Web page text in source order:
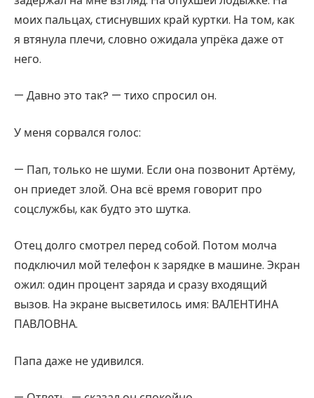
моих пальцах, стиснувших край куртки. На том, как
я втянула плечи, словно ожидала упрёка даже от
него.
— Давно это так? — тихо спросил он.
У меня сорвался голос:
— Пап, только не шуми. Если она позвонит Артёму,
он приедет злой. Она всё время говорит про
соцслужбы, как будто это шутка.
Отец долго смотрел перед собой. Потом молча
подключил мой телефон к зарядке в машине. Экран
ожил: один процент заряда и сразу входящий
вызов. На экране высветилось имя: ВАЛЕНТИНА
ПАВЛОВНА.
Папа даже не удивился.